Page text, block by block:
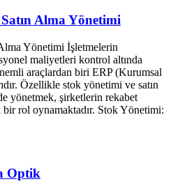
Satın Alma Yönetimi
Yönetimi İşletmelerin
maliyetleri kontrol altında
araçlardan biri ERP (Kurumsal
Özellikle stok yönetimi ve satın
yönetmek, şirketlerin rekabet
rol oynamaktadır. Stok Yönetimi:
Optik